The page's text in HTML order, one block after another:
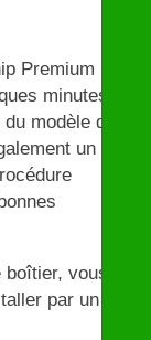
Premium par
minutes
modèle de
un
vous
par un de